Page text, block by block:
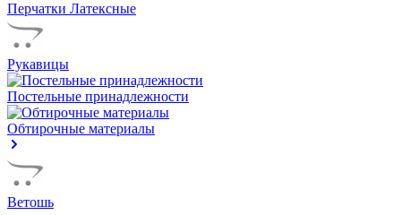
Перчатки Латексные
Рукавицы
Постельные принадлежности
Обтирочные материалы
Ветошь